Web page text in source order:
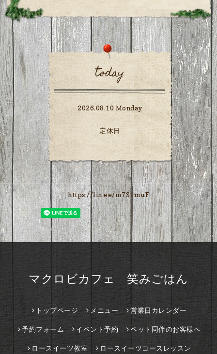
today
2026.08.10 Monday
定休日
https://lin.ee/m7S1muF
マクロビカフェ 笑みごはん
トップページ メニュー 営業日カレンダー
予約フォーム イベント予約 ペット同伴のお客様へ
ロースイーツ教室 ロースイーツコースレッスン